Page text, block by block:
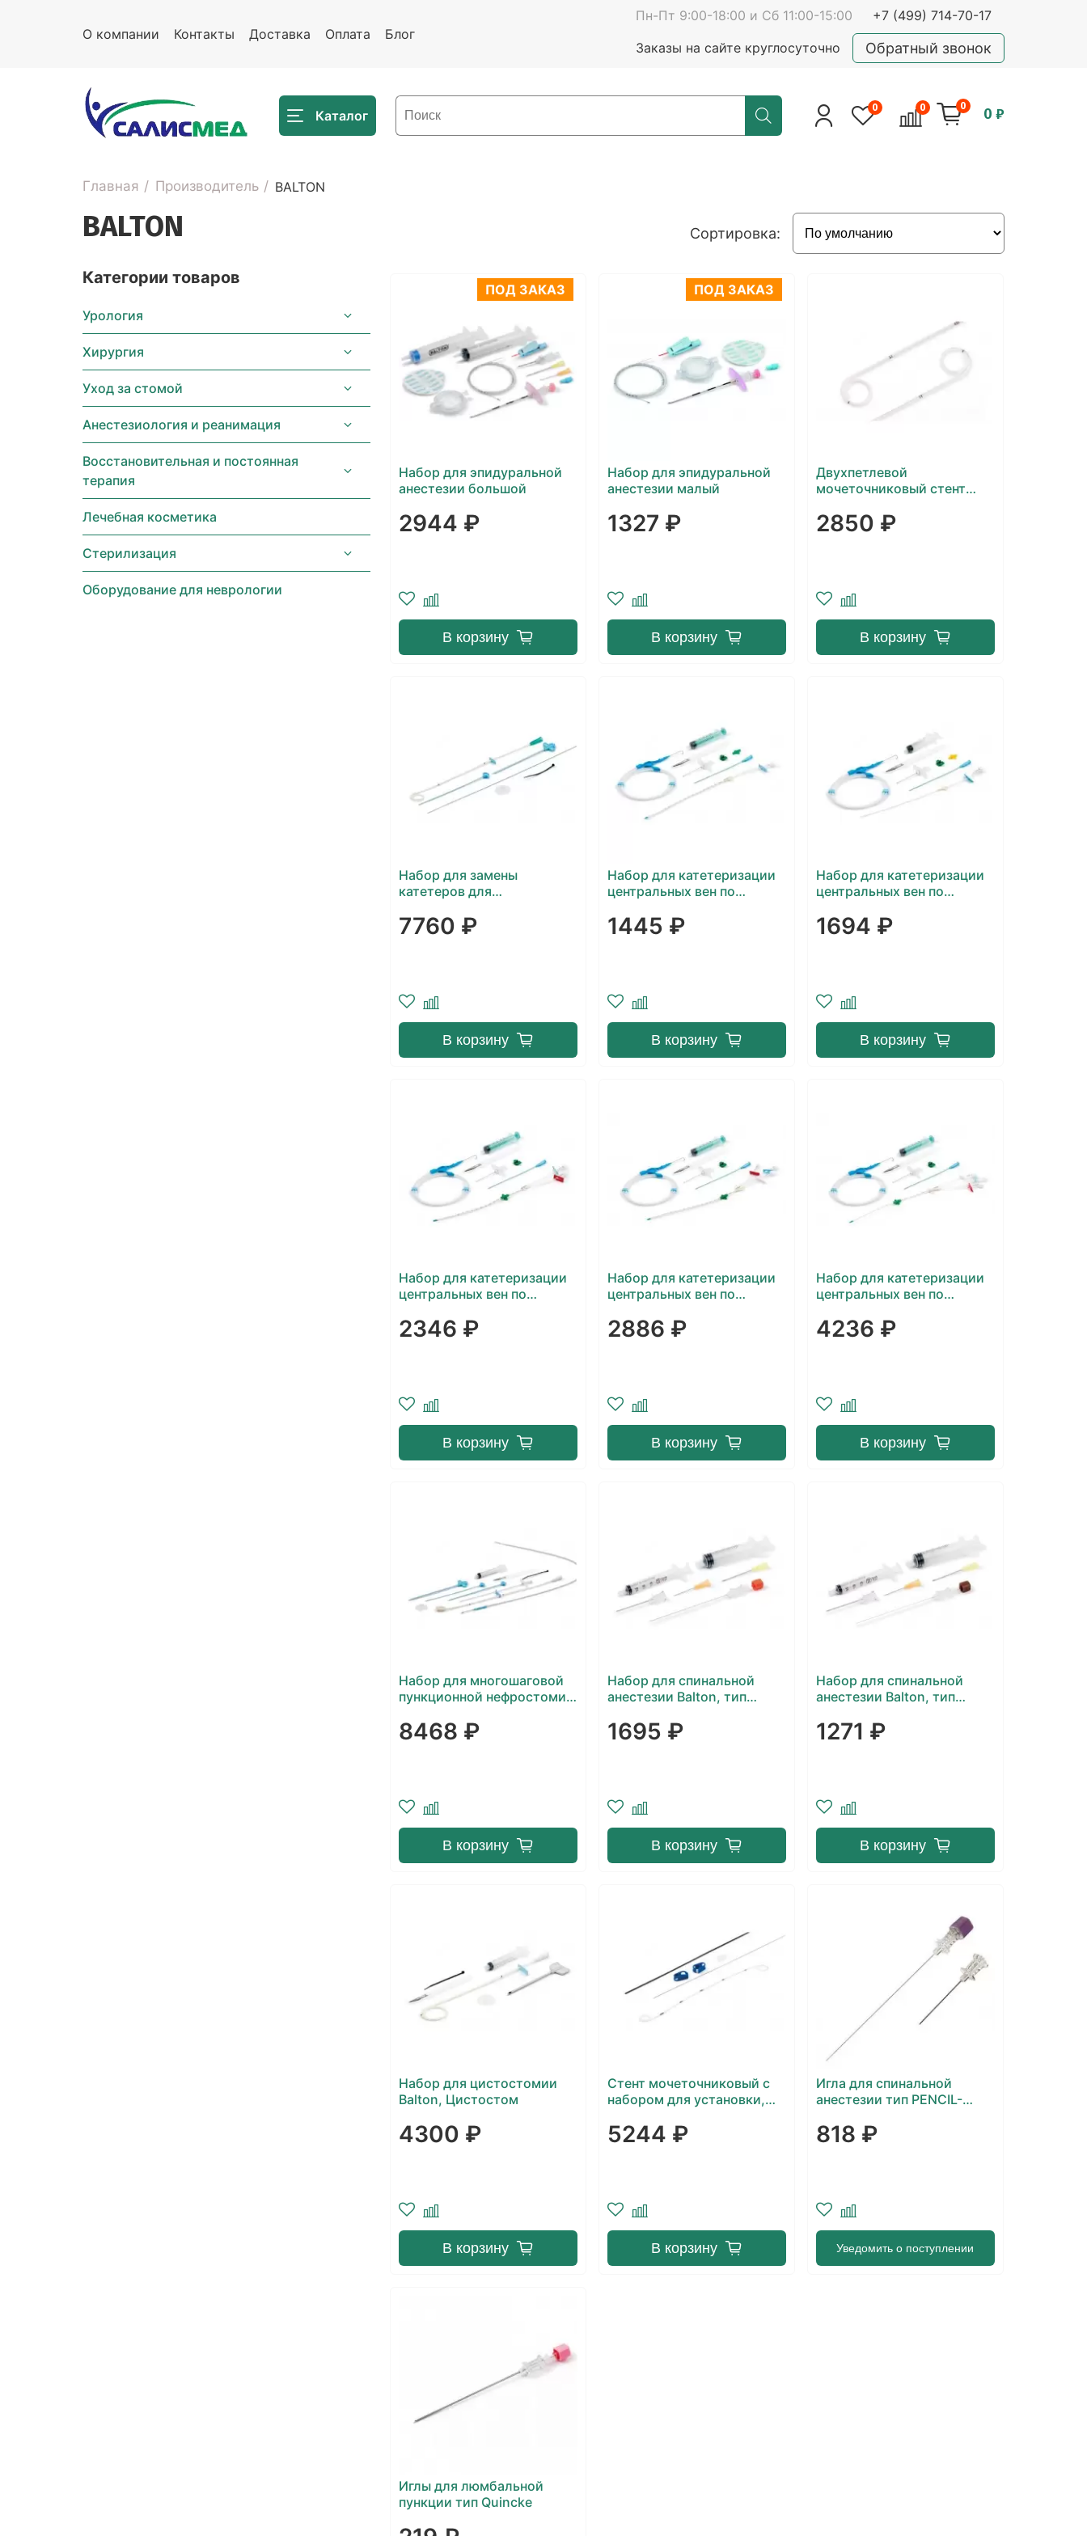
О компании Контакты Доставка Оплата Блог
Пн-Пт 9:00-18:00 и Сб 11:00-15:00 +7 (499) 714-70-17
Заказы на сайте круглосуточно Обратный звонок
Каталог 0 0 0 0 ₽
Главная Производитель BALTON
BALTON Сортировка:
Категории товаров
Урология
Хирургия
Уход за стомой
Анестезиология и реанимация
Восстановительная и постоянная
терапия
Лечебная косметика
Стерилизация
Оборудование для неврологии
ПОД ЗАКАЗ
Набор для эпидуральной
анестезии большой
2944 ₽
В корзину
ПОД ЗАКАЗ
Набор для эпидуральной
анестезии малый
1327 ₽
В корзину
Двухпетлевой
мочеточниковый стент
2850 ₽
В корзину
Набор для замены
катетеров для
7760 ₽
В корзину
Набор для катетеризации
центральных вен по
Balton
1445 ₽
В корзину
Набор для катетеризации
центральных вен по
педиатрический Balton
1694 ₽
В корзину
Набор для катетеризации
центральных вен по
Balton
2346 ₽
В корзину
Набор для катетеризации
центральных вен по
Balton
2886 ₽
В корзину
Набор для катетеризации
центральных вен по
Balton
4236 ₽
В корзину
Набор для многошаговой
пункционной нефростомии
8468 ₽
В корзину
Набор для спинальной
анестезии Balton, тип
1695 ₽
В корзину
Набор для спинальной
анестезии Balton, тип
1271 ₽
В корзину
Набор для цистостомии
Balton, Цистостом
4300 ₽
В корзину
Стент мочеточниковый с
набором для установки,
5244 ₽
В корзину
Игла для спинальной
анестезии тип PENCIL-
818 ₽
Уведомить о поступлении
Иглы для люмбальной
пункции тип Quincke